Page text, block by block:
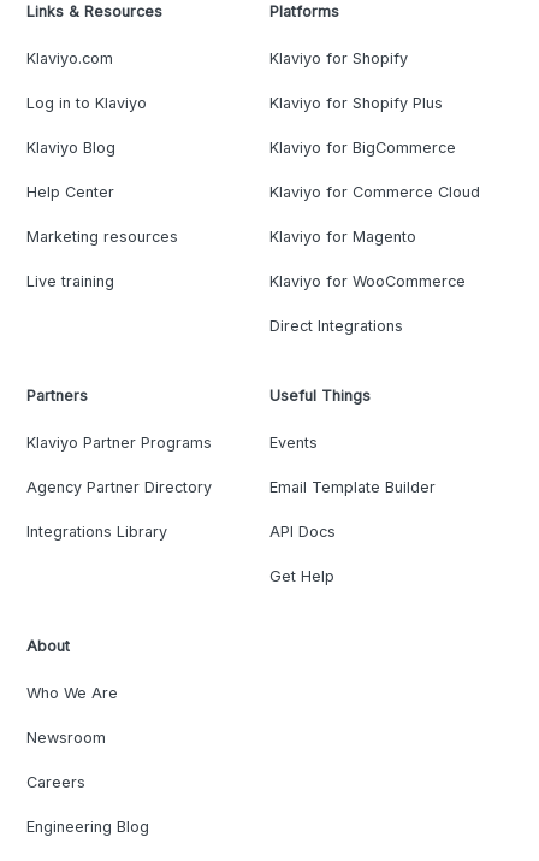
Links & Resources
Klaviyo.com
Log in to Klaviyo
Klaviyo Blog
Help Center
Marketing resources
Live training
Platforms
Klaviyo for Shopify
Klaviyo for Shopify Plus
Klaviyo for BigCommerce
Klaviyo for Commerce Cloud
Klaviyo for Magento
Klaviyo for WooCommerce
Direct Integrations
Partners
Klaviyo Partner Programs
Agency Partner Directory
Integrations Library
Useful Things
Events
Email Template Builder
API Docs
Get Help
About
Who We Are
Newsroom
Careers
Engineering Blog